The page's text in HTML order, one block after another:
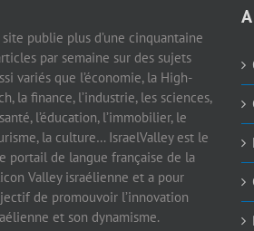
site publie plus d’une cinquantaine
par semaine sur des sujets
variés que l’économie, la High-
la finance, l’industrie, les sciences,
l’éducation, l’immobilier, le
la culture… IsraelValley est le
portail de langue française de la
Valley israélienne et a pour
de promouvoir l’innovation
et son dynamisme.